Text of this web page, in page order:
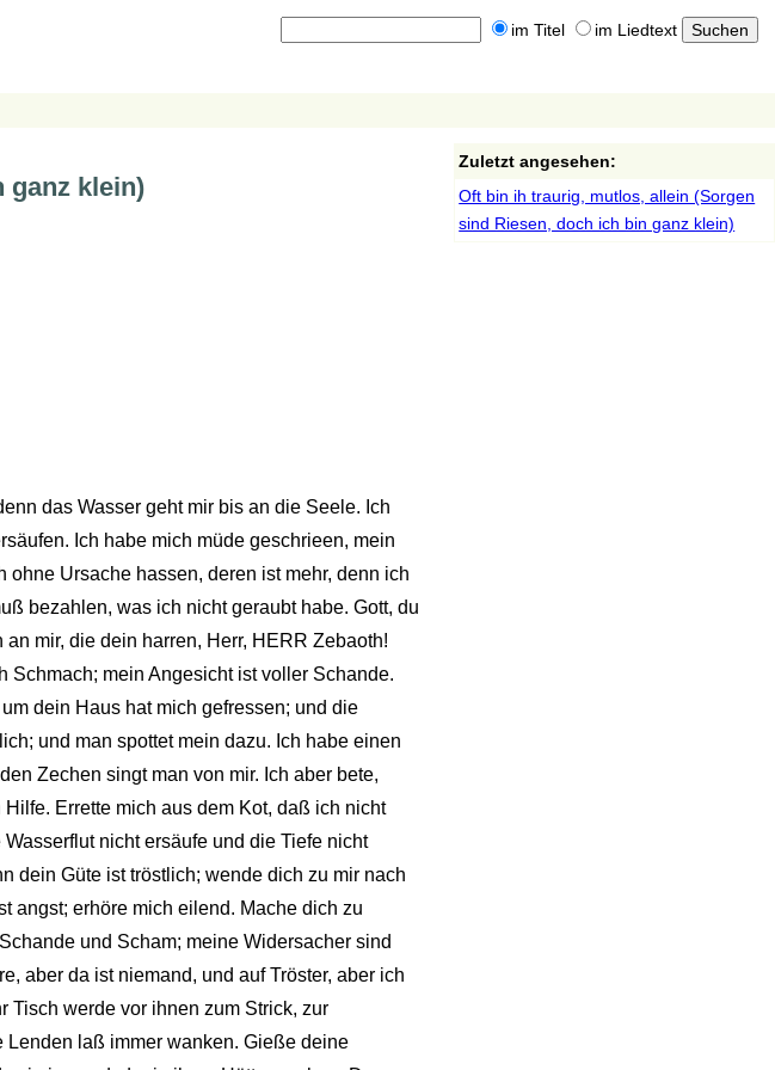
im Titel im Liedtext
ganz klein)
das Wasser geht mir bis an die Seele. Ich
Ich habe mich müde geschrieen, mein
Ursache hassen, deren ist mehr, denn ich
bezahlen, was ich nicht geraubt habe. Gott, du
mir, die dein harren, Herr, HERR Zebaoth!
Schmach; mein Angesicht ist voller Schande.
dein Haus hat mich gefressen; und die
und man spottet mein dazu. Ich habe einen
Zechen singt man von mir. Ich aber bete,
Errette mich aus dem Kot, daß ich nicht
nicht ersäufe und die Tiefe nicht
dein Güte ist tröstlich; wende dich zu mir nach
angst; erhöre mich eilend. Mache dich zu
und Scham; meine Widersacher sind
aber da ist niemand, und auf Tröster, aber ich
Tisch werde vor ihnen zum Strick, zur
Lenden laß immer wanken. Gieße deine
Zuletzt angesehen:
Oft bin ih traurig, mutlos, allein (Sorgen
sind Riesen, doch ich bin ganz klein)